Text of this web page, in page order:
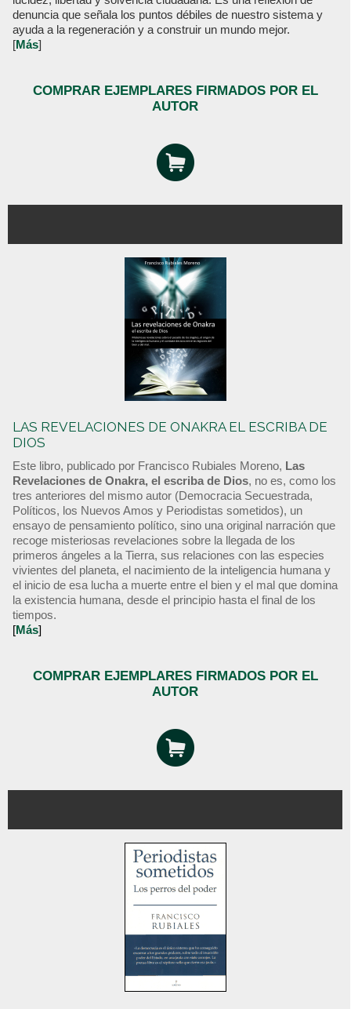
denuncia que señala los puntos débiles de nuestro sistema y
ayuda a la regeneración y a construir un mundo mejor.
[Más]
COMPRAR EJEMPLARES FIRMADOS POR EL
AUTOR
LAS REVELACIONES DE ONAKRA EL ESCRIBA DE
DIOS
Este libro, publicado por Francisco Rubiales Moreno, Las
Revelaciones de Onakra, el escriba de Dios, no es, como los
tres anteriores del mismo autor (Democracia Secuestrada,
Políticos, los Nuevos Amos y Periodistas sometidos), un
ensayo de pensamiento político, sino una original narración que
recoge misteriosas revelaciones sobre la llegada de los
primeros ángeles a la Tierra, sus relaciones con las especies
vivientes del planeta, el nacimiento de la inteligencia humana y
el inicio de esa lucha a muerte entre el bien y el mal que domina
la existencia humana, desde el principio hasta el final de los
tiempos.
[Más]
COMPRAR EJEMPLARES FIRMADOS POR EL
AUTOR